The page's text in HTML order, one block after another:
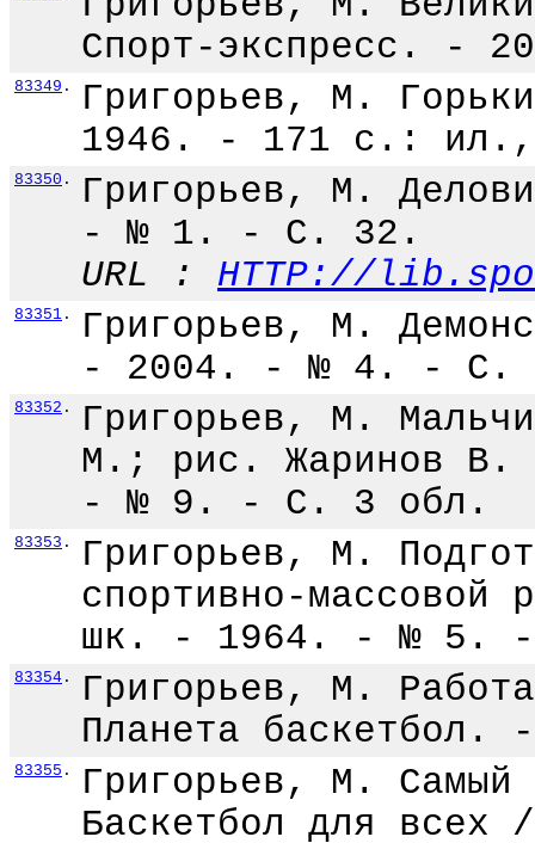
Спорт-экспресс. -
83349 .
Григорьев, М.
1946. - 171 с.: ил.,
83350 .
Григорьев, М.
- № 1. - С. 32.
URL : HTTP://
83351 .
Григорьев, М.
- 2004. - № 4. - С.
83352 .
Григорьев, М.
М.; рис. Жаринов В.
- № 9. - С. 3 обл.
83353 .
Григорьев, М.
спортивно-
шк. - 1964. - № 5.
83354 .
Григорьев, М.
Планета
83355 .
Григорьев, М. Самый
Баскетбол для